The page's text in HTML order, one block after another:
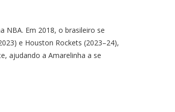
NBA. Em 2018, o brasileiro se
e Houston Rockets (2023–24),
ajudando a Amarelinha a se